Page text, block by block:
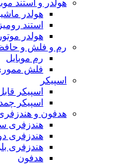
هولدر و استند
هولدر
استند
هولدر
رم و فلش و
رم موبایل
فلش
اسپیکر
اسپیکر
اسپیکر
هدفون و
هندزفری
هندزفری
هندزفری
هدفون